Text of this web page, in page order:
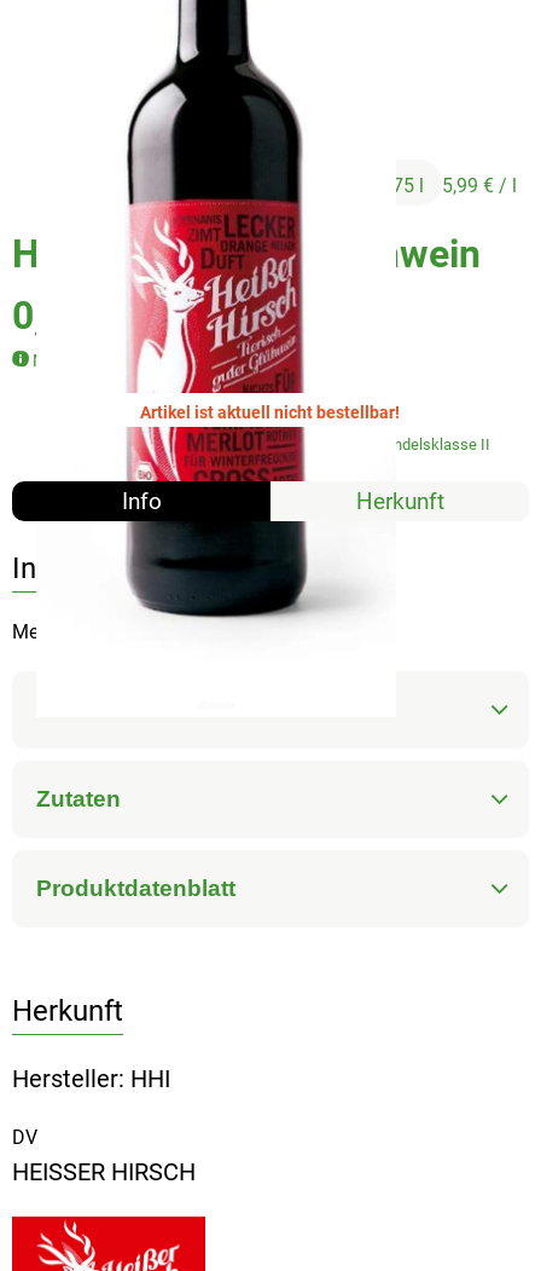
Trockensortiment
Natur-Drogerie
Heißer Hirsch rot Glühwein
0,75l
Merlot 12,5%
/ 0,75 l 5,99 € / l
Artikel ist aktuell nicht bestellbar!
4,49 €/ 0,75 l 5,99 €/ l 19% MwSt Handelsklasse II
Info Herkunft
Info
Merlot 12,5%
Zutaten
Produktdatenblatt
Herkunft
Hersteller: HHI
DV
HEISSER HIRSCH